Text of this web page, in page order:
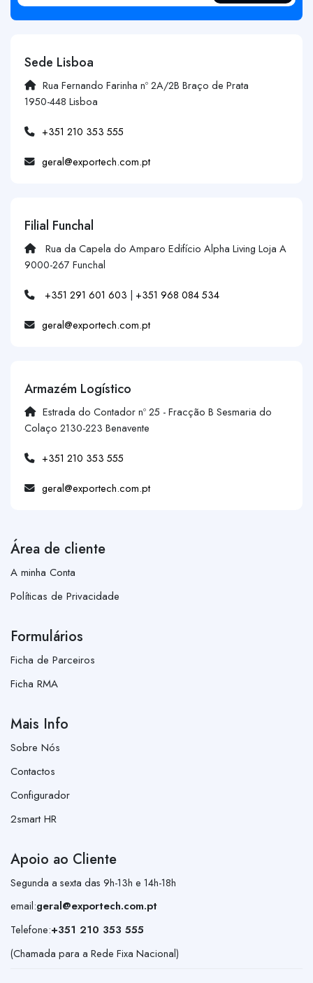
Sede Lisboa
Rua Fernando Farinha nº 2A/2B Braço de Prata
1950-448 Lisboa
+351 210 353 555
geral@exportech.com.pt
Filial Funchal
Rua da Capela do Amparo Edifício Alpha Living Loja A
9000-267 Funchal
+351 291 601 603 | +351 968 084 534
geral@exportech.com.pt
Armazém Logístico
Estrada do Contador nº 25 - Fracção B Sesmaria do
Colaço 2130-223 Benavente
+351 210 353 555
geral@exportech.com.pt
Área de cliente
A minha Conta
Políticas de Privacidade
Formulários
Ficha de Parceiros
Ficha RMA
Mais Info
Sobre Nós
Contactos
Configurador
2smart HR
Apoio ao Cliente
Segunda a sexta das 9h-13h e 14h-18h
email:geral@exportech.com.pt
Telefone:+351 210 353 555
(Chamada para a Rede Fixa Nacional)